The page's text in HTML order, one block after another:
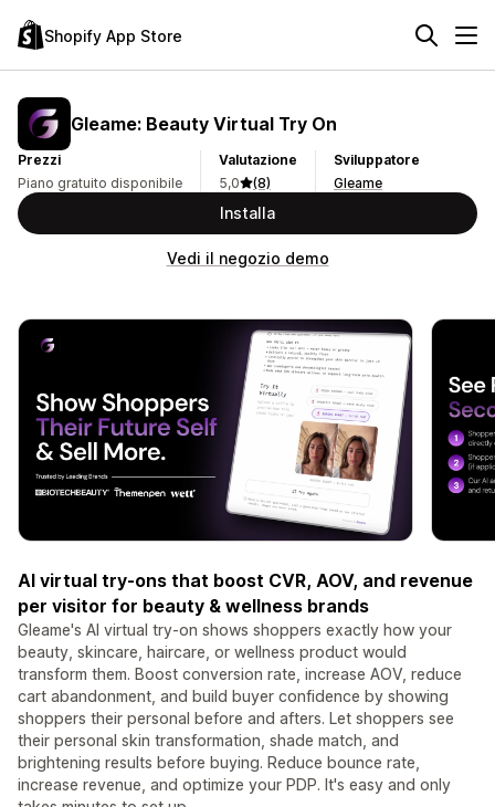
Shopify App Store
Gleame: Beauty Virtual Try On
Prezzi
Piano gratuito disponibile
Valutazione
5,0
(8)
Sviluppatore
Gleame
Installa
Vedi il negozio demo
AI virtual try-ons that boost CVR, AOV, and revenue
per visitor for beauty & wellness brands
Gleame's AI virtual try-on shows shoppers exactly how your
beauty, skincare, haircare, or wellness product would
transform them. Boost conversion rate, increase AOV, reduce
cart abandonment, and build buyer confidence by showing
shoppers their personal before and afters. Let shoppers see
their personal skin transformation, shade match, and
brightening results before buying. Reduce bounce rate,
increase revenue, and optimize your PDP. It's easy and only